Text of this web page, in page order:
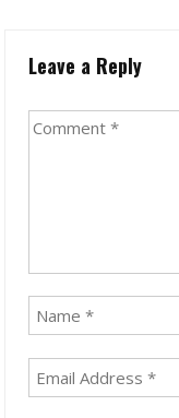
Leave a Reply